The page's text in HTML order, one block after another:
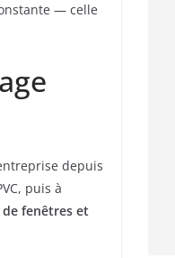
— celle
depuis
puis à
fenêtres et